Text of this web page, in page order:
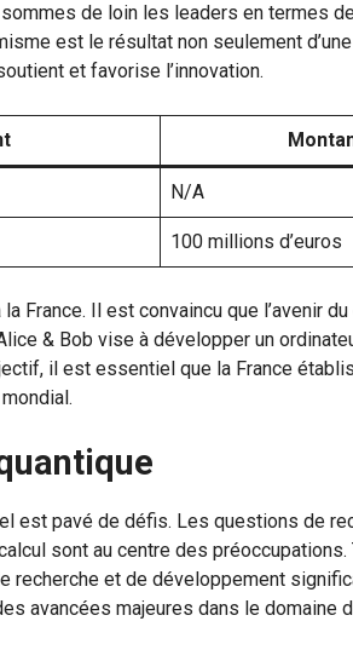
de loin les leaders en termes
est le résultat non seulement
et favorise l’innovation.
N/A
100 millions d’euros
la France. Il est convaincu que l’avenir
& Bob vise à développer un
il est essentiel que la France
est pavé de défis. Les questions de
sont au centre des
recherche et de développement
avancées majeures dans le domaine